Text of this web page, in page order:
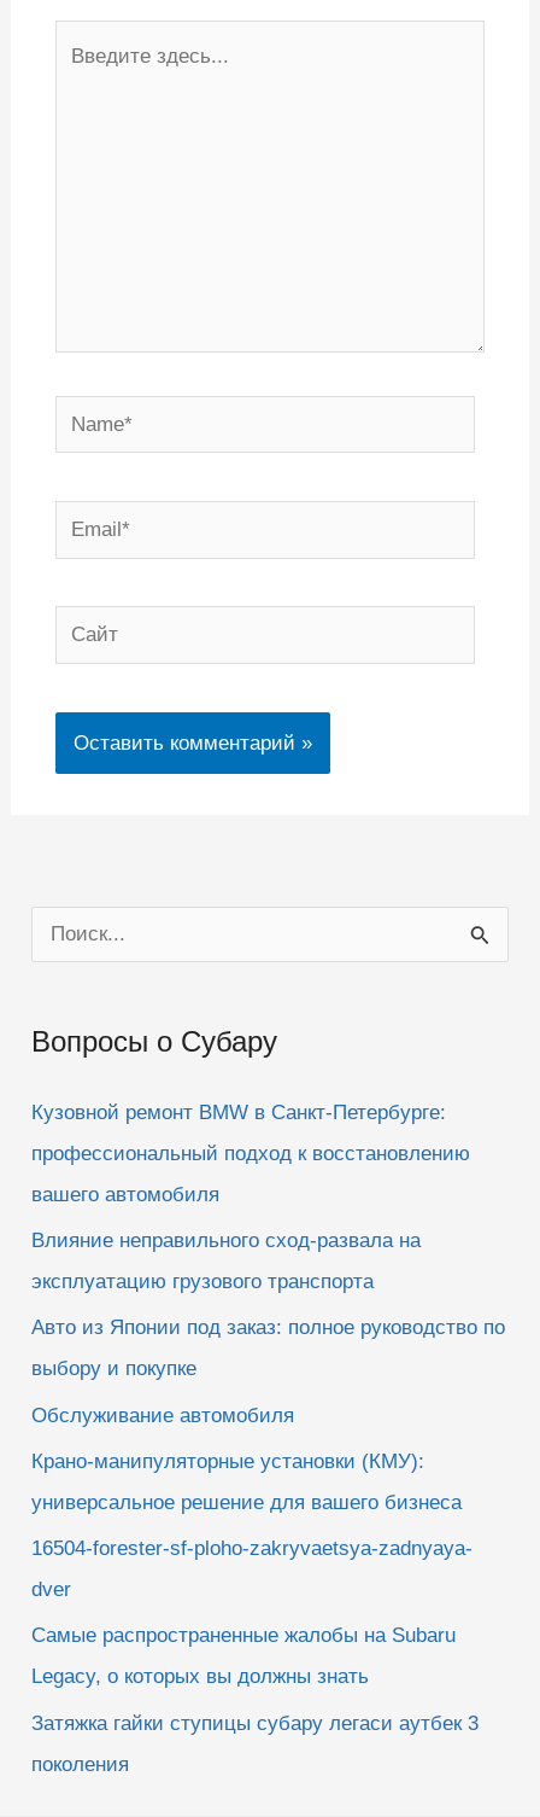
Name*
Email*
Сайт
о
с
Вопросы о Субару
Кузовной ремонт BMW в Санкт-Петербурге:
профессиональный подход к восстановлению
вашего автомобиля
Влияние неправильного сход-развала на
эксплуатацию грузового транспорта
Авто из Японии под заказ: полное руководство по
выбору и покупке
Обслуживание автомобиля
Крано-манипуляторные установки (КМУ):
универсальное решение для вашего бизнеса
16504-forester-sf-ploho-zakryvaetsya-zadnyaya-
dver
Самые распространенные жалобы на Subaru
Legacy, о которых вы должны знать
Затяжка гайки ступицы субару легаси аутбек 3
поколения